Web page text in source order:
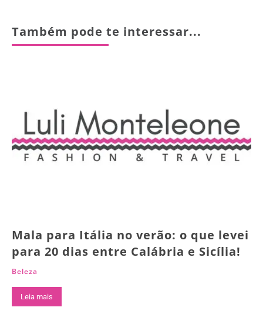
Também pode te interessar...
Mala para Itália no verão: o que levei
para 20 dias entre Calábria e Sicília!
Beleza
Leia mais